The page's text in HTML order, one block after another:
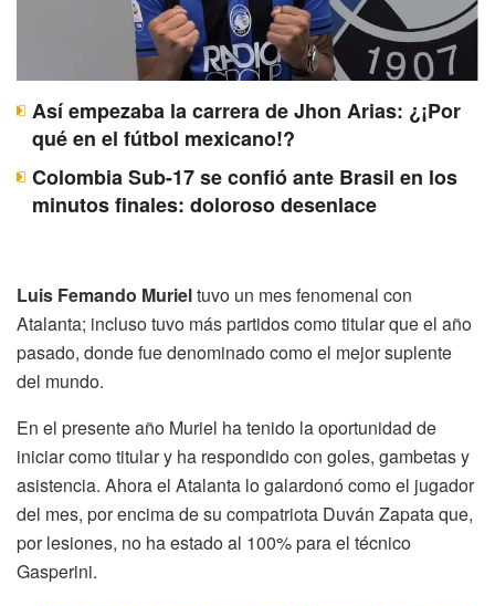
Así empezaba la carrera de Jhon Arias: ¿¡Por
qué en el fútbol mexicano!?
Colombia Sub-17 se confió ante Brasil en los
minutos finales: doloroso desenlace
Luis Femando Murieltuvo un mes fenomenal con
Atalanta; incluso tuvo más partidos como titular que el año
pasado, donde fue denominado como el mejor suplente
del mundo.
En el presente año Muriel ha tenido la oportunidad de
iniciar como titular y ha respondido con goles, gambetas y
asistencia. Ahora el Atalanta lo galardonó como el jugador
del mes, por encima de su compatriota Duván Zapata que,
por lesiones, no ha estado al 100% para el técnico
Gasperini.